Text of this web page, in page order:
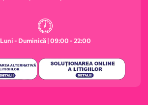
Luni - Duminică | 09:00 - 22:00